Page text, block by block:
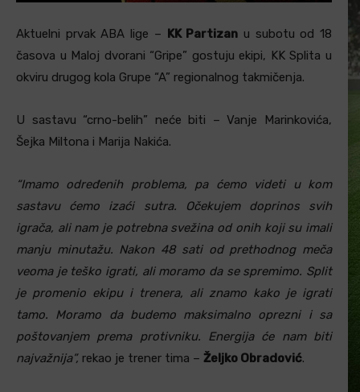
Aktuelni prvak ABA lige – KK Partizan u subotu od 18
časova u Maloj dvorani “Gripe” gostuju ekipi, KK Splita u
okviru drugog kola Grupe “A” regionalnog takmičenja.
U sastavu “crno-belih” neće biti – Vanje Marinkovića,
Šejka Miltona i Marija Nakića.
“Imamo određenih problema, pa ćemo videti u kom
sastavu ćemo izaći sutra. Očekujem doprinos svih
igrača, ali nam je potrebna svežina od onih koji su imali
manju minutažu. Nakon 48 sati od prethodnog meča
veoma je teško igrati, ali moramo da se spremimo. Split
je promenio ekipu i trenera, ali znamo kako je igrati
tamo. Moramo da budemo maksimalno oprezni i sa
poštovanjem prema protivniku. Energija će nam biti
najvažnija”, rekao je trener tima – Željko Obradović.